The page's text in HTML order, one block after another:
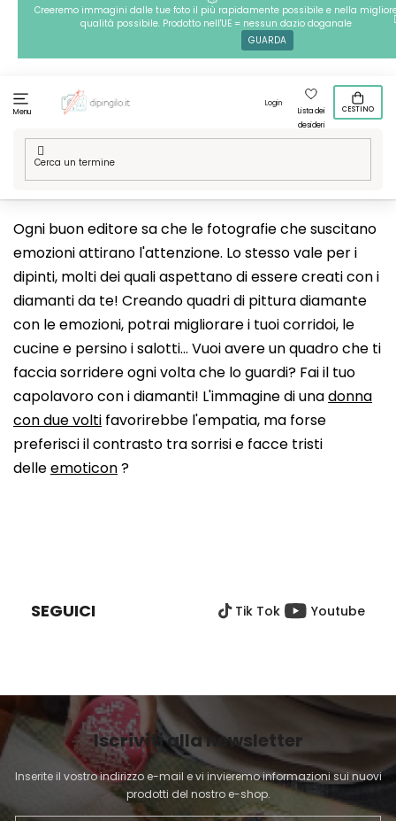
Passa
contenuto
Creeremo immagini dalle tue foto il più rapidamente possibile e nella
qualità possibile. Prodotto nell'UE = nessun dazio doganale
GUARDA
Menu
Login
Lista dei
desideri
CESTINO
Casa
Tecniche / Pittura diamante
Emozioni
Ogni buon editore sa che le fotografie che suscitano
emozioni attirano l'attenzione. Lo stesso vale per i
dipinti, molti dei quali aspettano di essere creati con i
diamanti da te! Creando quadri di pittura diamante
con le emozioni, potrai migliorare i tuoi corridoi, le
cucine e persino i salotti... Vuoi avere un quadro che ti
faccia sorridere ogni volta che lo guardi? Fai il tuo
capolavoro con i diamanti! L'immagine di unadonna
con due volti favorirebbe l'empatia, ma forse
preferisci il contrasto tra sorrisi e facce tristi
delleemoticon?
G
N
SEGUICI Tik Tok Youtube
Iscriviti alla newsletter
Inserite il vostro indirizzo e-mail e vi invieremo informazioni sui nuovi
prodotti del nostro e-shop.